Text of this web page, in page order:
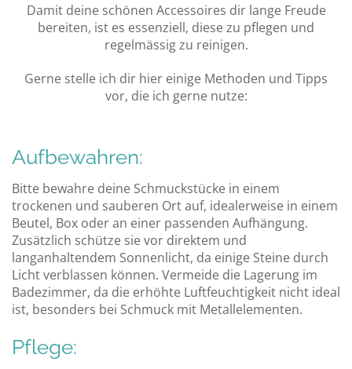
Damit deine schönen Accessoires dir lange Freude
bereiten, ist es essenziell, diese zu pflegen und
regelmässig zu reinigen.
Gerne stelle ich dir hier einige Methoden und Tipps
vor, die ich gerne nutze:
Aufbewahren:
Bitte bewahre deine Schmuckstücke in einem
trockenen und sauberen Ort auf, idealerweise in einem
Beutel, Box oder an einer passenden Aufhängung.
Zusätzlich schütze sie vor direktem und
langanhaltendem Sonnenlicht, da einige Steine durch
Licht verblassen können. Vermeide die Lagerung im
Badezimmer, da die erhöhte Luftfeuchtigkeit nicht ideal
ist, besonders bei Schmuck mit Metallelementen.
Pflege: